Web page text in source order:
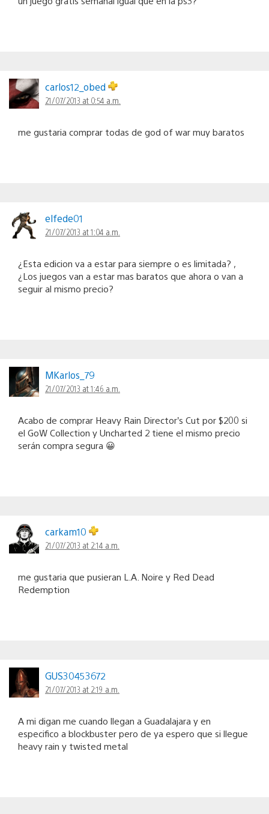
carlos12_obed
21/07/2013 at 0:54 a.m.
me gustaria comprar todas de god of war muy baratos
elfede01
21/07/2013 at 1:04 a.m.
¿Esta edicion va a estar para siempre o es limitada? ,
¿Los juegos van a estar mas baratos que ahora o van a
seguir al mismo precio?
MKarlos_79
21/07/2013 at 1:46 a.m.
Acabo de comprar Heavy Rain Director’s Cut por $200 si
el GoW Collection y Uncharted 2 tiene el mismo precio
serán compra segura 😀
carkam10
21/07/2013 at 2:14 a.m.
me gustaria que pusieran L.A. Noire y Red Dead
Redemption
GUS30453672
21/07/2013 at 2:19 a.m.
A mi digan me cuando llegan a Guadalajara y en
especifico a blockbuster pero de ya espero que si llegue
heavy rain y twisted metal